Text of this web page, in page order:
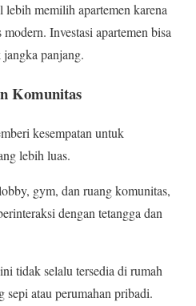
lebih memilih apartemen karena
Investasi apartemen bisa
panjang.
Komunitas
kesempatan untuk
lebih luas.
gym, dan ruang komunitas,
dengan tetangga dan
tidak selalu tersedia di rumah
sepi atau perumahan pribadi.